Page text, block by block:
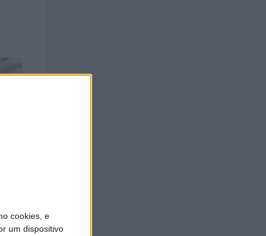
cookies, e
um dispositivo